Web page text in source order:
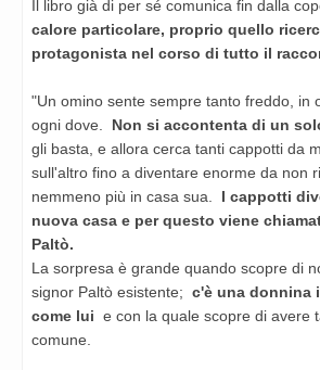
Il libro già di per sé comunica fin dalla
calore particolare, proprio quello
protagonista nel corso di tutto il
"Un omino sente sempre tanto freddo, in
ogni dove.
Non si accontenta di un
gli basta, e allora cerca tanti cappotti da
sull'altro fino a diventare enorme da non
nemmeno più in casa sua.
I cappotti
nuova casa e per questo viene
Paltò.
La sorpresa è grande quando scopre di
signor Paltò esistente; c'è una donnina
come lui e con la quale scopre di avere
comune.